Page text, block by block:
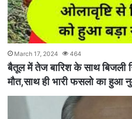
March 17, 2024 464
बैतूल में तेज बारिश के साथ बिजली
मौत,साथ ही भारी फसलो का हुआ